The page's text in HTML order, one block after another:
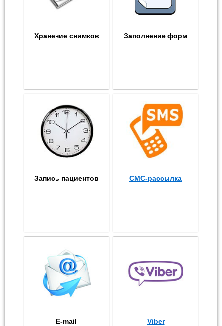
Хранение снимков Заполнение форм
Запись пациентов СМС-рассылка
E-mail Viber